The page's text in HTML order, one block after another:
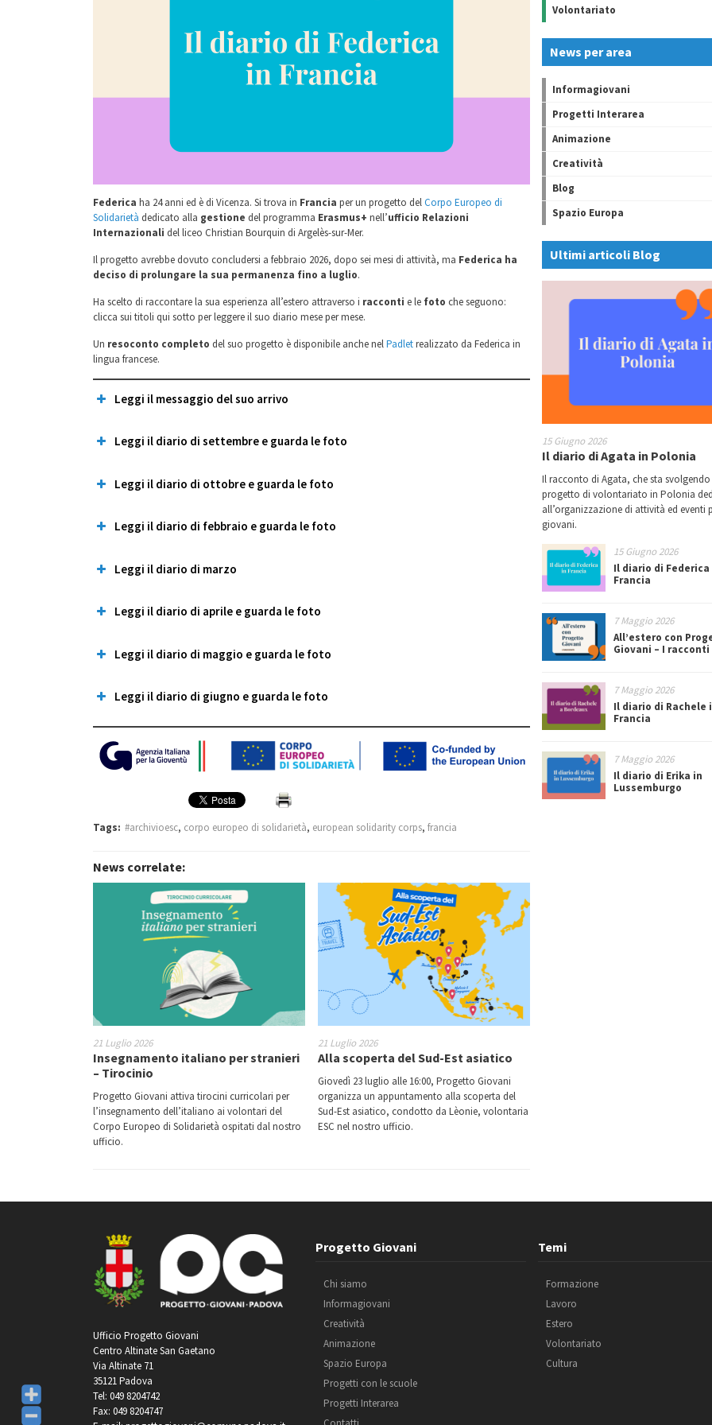
Federica ha 24 anni ed è di Vicenza. Si trova in Francia per un progetto delCorpo Europeo di
Solidarietà dedicato alla gestione del programma Erasmus+ nell’ufficio Relazioni
Internazionali del liceo Christian Bourquin di Argelès-sur-Mer.
Il progetto avrebbe dovuto concludersi a febbraio 2026, dopo sei mesi di attività, ma Federica ha
deciso di prolungare la sua permanenza fino a luglio.
Ha scelto di raccontare la sua esperienza all’estero attraverso i racconti e le foto che seguono:
clicca sui titoli qui sotto per leggere il suo diario mese per mese.
Un resoconto completo del suo progetto è disponibile anche nelPadletrealizzato da Federica in
lingua francese.
Leggi il messaggio del suo arrivo
Leggi il diario di settembre e guarda le foto
Leggi il diario di ottobre e guarda le foto
Leggi il diario di febbraio e guarda le foto
Leggi il diario di marzo
Leggi il diario di aprile e guarda le foto
Leggi il diario di maggio e guarda le foto
Leggi il diario di giugno e guarda le foto
Tags: #archivioesc, corpo europeo di solidarietà, european solidarity corps, francia
News correlate:
21 Luglio 2026
Insegnamento italiano per stranieri
– Tirocinio
Progetto Giovani attiva tirocini curricolari per
l’insegnamento dell’italiano ai volontari del
Corpo Europeo di Solidarietà ospitati dal nostro
ufficio.
21 Luglio 2026
Alla scoperta del Sud-Est asiatico
Giovedì 23 luglio alle 16:00, Progetto Giovani
organizza un appuntamento alla scoperta del
Sud-Est asiatico, condotto da Lèonie, volontaria
ESC nel nostro ufficio.
Volontariato
News per area
Informagiovani
Progetti Interarea
Animazione
Creatività
Blog
Spazio Europa
Ultimi articoli Blog
15 Giugno 2026
Il diario di Agata in Polonia
Il racconto di Agata, che sta svolgendo
progetto di volontariato in Polonia
all’organizzazione di attività ed eventi
giovani.
15 Giugno 2026
Il diario di Federica
Francia
7 Maggio 2026
All’estero con
Giovani – I racconti
7 Maggio 2026
Il diario di Rachele
Francia
7 Maggio 2026
Il diario di Erika in
Lussemburgo
Ufficio Progetto Giovani
Centro Altinate San Gaetano
Via Altinate 71
35121 Padova
Tel: 049 8204742
Fax: 049 8204747
Progetto Giovani
Chi siamo
Informagiovani
Creatività
Animazione
Spazio Europa
Progetti con le scuole
Progetti Interarea
Temi
Formazione
Lavoro
Estero
Volontariato
Cultura